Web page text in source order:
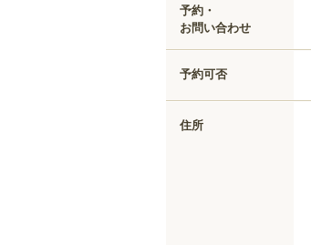
予約・
お問い合わせ
予約可否
住所